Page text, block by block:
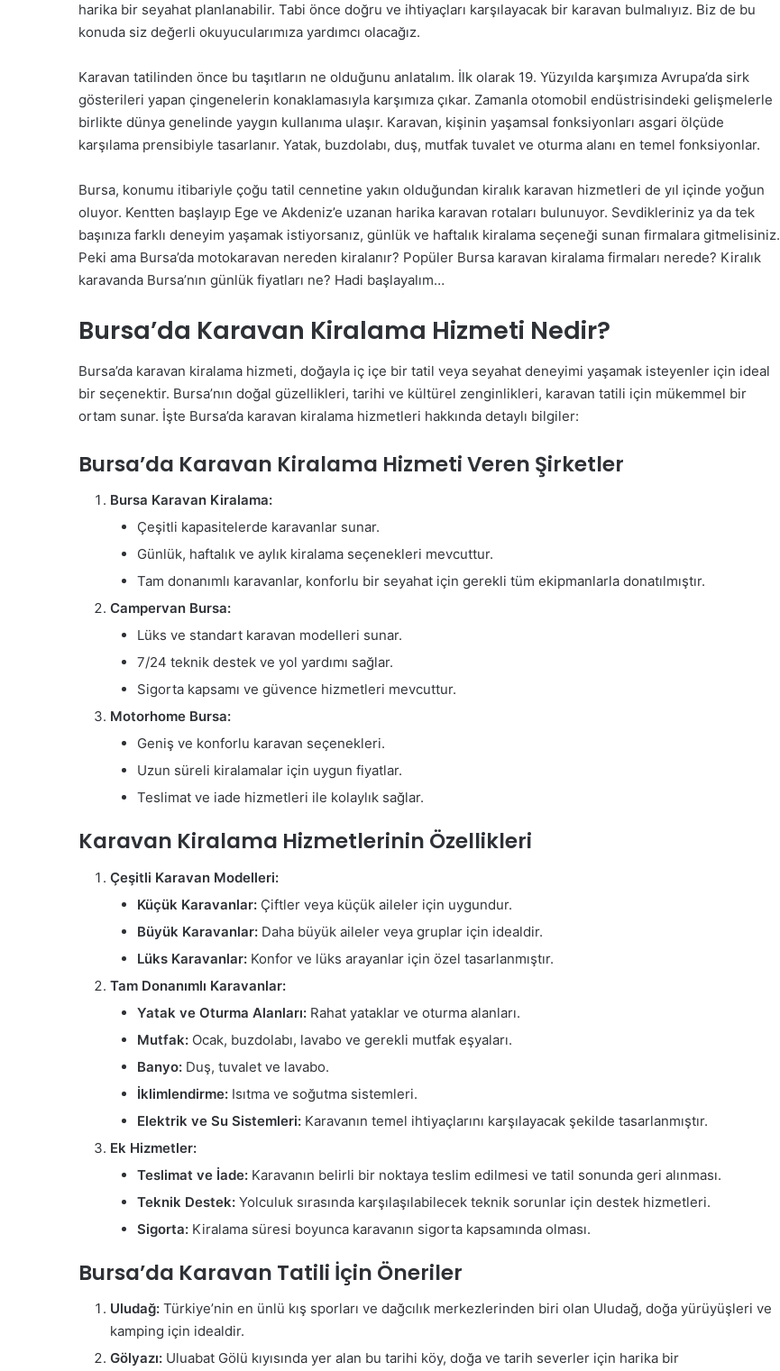
harika bir seyahat planlanabilir. Tabi önce doğru ve ihtiyaçları karşılayacak bir karavan bulmalıyız. Biz de bu
konuda siz değerli okuyucularımıza yardımcı olacağız.
Karavan tatilinden önce bu taşıtların ne olduğunu anlatalım. İlk olarak 19. Yüzyılda karşımıza Avrupa’da sirk
gösterileri yapan çingenelerin konaklamasıyla karşımıza çıkar. Zamanla otomobil endüstrisindeki gelişmelerle
birlikte dünya genelinde yaygın kullanıma ulaşır. Karavan, kişinin yaşamsal fonksiyonları asgari ölçüde
karşılama prensibiyle tasarlanır. Yatak, buzdolabı, duş, mutfak tuvalet ve oturma alanı en temel fonksiyonlar.
Bursa, konumu itibariyle çoğu tatil cennetine yakın olduğundan kiralık karavan hizmetleri de yıl içinde yoğun
oluyor. Kentten başlayıp Ege ve Akdeniz’e uzanan harika karavan rotaları bulunuyor. Sevdikleriniz ya da tek
başınıza farklı deneyim yaşamak istiyorsanız, günlük ve haftalık kiralama seçeneği sunan firmalara gitmelisiniz.
Peki ama Bursa’da motokaravan nereden kiralanır? Popüler Bursa karavan kiralama firmaları nerede? Kiralık
karavanda Bursa’nın günlük fiyatları ne? Hadi başlayalım…
Bursa’da Karavan Kiralama Hizmeti Nedir?
Bursa’da karavan kiralama hizmeti, doğayla iç içe bir tatil veya seyahat deneyimi yaşamak isteyenler için ideal
bir seçenektir. Bursa’nın doğal güzellikleri, tarihi ve kültürel zenginlikleri, karavan tatili için mükemmel bir
ortam sunar. İşte Bursa’da karavan kiralama hizmetleri hakkında detaylı bilgiler:
Bursa’da Karavan Kiralama Hizmeti Veren Şirketler
Bursa Karavan Kiralama:
Çeşitli kapasitelerde karavanlar sunar.
Günlük, haftalık ve aylık kiralama seçenekleri mevcuttur.
Tam donanımlı karavanlar, konforlu bir seyahat için gerekli tüm ekipmanlarla donatılmıştır.
Campervan Bursa:
Lüks ve standart karavan modelleri sunar.
7/24 teknik destek ve yol yardımı sağlar.
Sigorta kapsamı ve güvence hizmetleri mevcuttur.
Motorhome Bursa:
Geniş ve konforlu karavan seçenekleri.
Uzun süreli kiralamalar için uygun fiyatlar.
Teslimat ve iade hizmetleri ile kolaylık sağlar.
Karavan Kiralama Hizmetlerinin Özellikleri
Çeşitli Karavan Modelleri:
Küçük Karavanlar: Çiftler veya küçük aileler için uygundur.
Büyük Karavanlar: Daha büyük aileler veya gruplar için idealdir.
Lüks Karavanlar: Konfor ve lüks arayanlar için özel tasarlanmıştır.
Tam Donanımlı Karavanlar:
Yatak ve Oturma Alanları: Rahat yataklar ve oturma alanları.
Mutfak: Ocak, buzdolabı, lavabo ve gerekli mutfak eşyaları.
Banyo: Duş, tuvalet ve lavabo.
İklimlendirme: Isıtma ve soğutma sistemleri.
Elektrik ve Su Sistemleri: Karavanın temel ihtiyaçlarını karşılayacak şekilde tasarlanmıştır.
Ek Hizmetler:
Teslimat ve İade: Karavanın belirli bir noktaya teslim edilmesi ve tatil sonunda geri alınması.
Teknik Destek: Yolculuk sırasında karşılaşılabilecek teknik sorunlar için destek hizmetleri.
Sigorta: Kiralama süresi boyunca karavanın sigorta kapsamında olması.
Bursa’da Karavan Tatili İçin Öneriler
Uludağ: Türkiye’nin en ünlü kış sporları ve dağcılık merkezlerinden biri olan Uludağ, doğa yürüyüşleri ve
kamping için idealdir.
Gölyazı: Uluabat Gölü kıyısında yer alan bu tarihi köy, doğa ve tarih severler için harika bir